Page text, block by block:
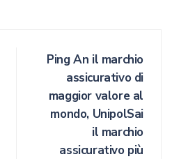
Ping An il marchio
assicurativo di
maggior valore al
mondo, UnipolSai
il marchio
assicurativo più